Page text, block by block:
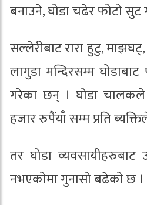
बनाउने, घोडा चढेर फोटो सुट
सल्लेरीबाट रारा हुटु,
लागुडा मन्दिरसम्म
गरेका छन् । घोडा
हजार रुपैंयाँ सम्म प्रति
तर घोडा
नभएकोमा गुनासो बढेको छ ।